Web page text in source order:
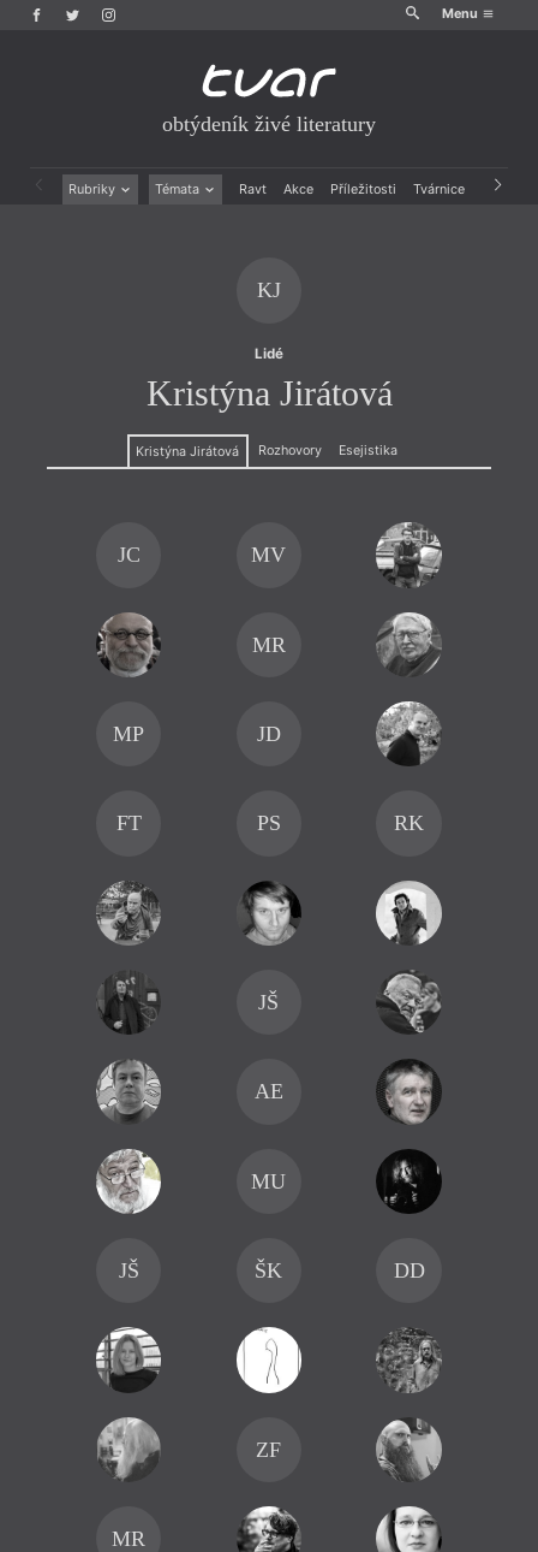
Menu
obtýdeník živé literatury
Rubriky Témata Ravt Akce Příležitosti Tvárnice Archiv
KJ
Lidé
Kristýna Jirátová
Kristýna Jirátová Rozhovory Esejistika
JC MV
MR
MP JD
FT PS RK
JŠ
AE
MU
JŠ ŠK DD
ZF
MR